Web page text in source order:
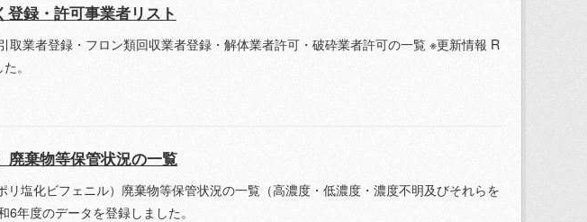
登録・許可事業者リスト
取業者登録・フロン類回収業者登録・解体業者許可・破砕業者許可の一覧 ※更新情報 R
。
廃棄物等保管状況の一覧
塩化ビフェニル）廃棄物等保管状況の一覧（高濃度・低濃度・濃度不明及びそれらを
年度のデータを登録しました。